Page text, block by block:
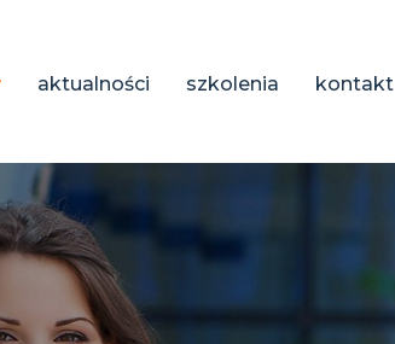
aktualności szkolenia kontakt